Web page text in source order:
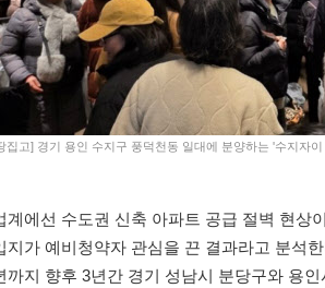
집고] 경기 용인 수지구 풍덕천동 일대에 분양하는 '수지자
계에선 수도권 신축 아파트 공급 절벽 현상
지가 예비청약자 관심을 끈 결과라고 분석
까지 향후 3년간 경기 성남시 분당구와 용